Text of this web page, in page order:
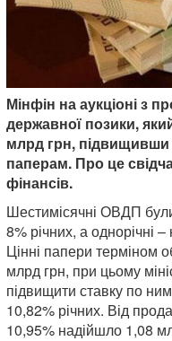
Мінфін на аукціоні з
державної позики,
млрд грн, підвищивши
паперам. Про це
фінансів.
Шестимісячні ОВДП
8% річних, а однорічні
Цінні папери терміном
млрд грн, при цьому
підвищити ставку по
10,82% річних. Від
10,95% надійшло 1,08